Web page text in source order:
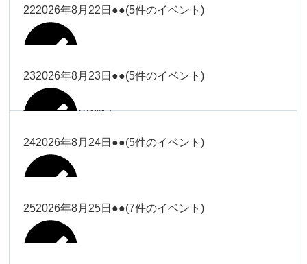
2026年8月9日
19時）
Close Close
2026年8月9日
院長
院長
2026年8月11日
Close Close
院長
2026年8月11日
関谷（17-
19時）
関谷（17-19時）
院長
Close Close
2026年8月14日
関谷（17-
Close
関谷（17-19時）
2026年8月14日
Close
武井
2026年8月15日
関谷（17-
Close
関谷（17-19時）
武井(9時ー
Close
武井(9時ー18時)
2026年8月16日
無題のイベ
2026年8月17日
小林
小林
大西（9時
ー18時）
Close Close
大西（9時ー18時）
2026年8月18日
小林
塩川
Close Close
塩川
2026年8月19日
冨田
Close Close
塩川
2026年8月20日
塩川
塩川
松本（9時
ー18時）
Close Close
222026年8月22日 ●●(5件のイベント)
冨田（9時
Close Close
冨田（9時ー18時）
2026年8月22日
232026年8月23日 ●●(5件のイベント)
小林
小林
242026年8月24日 ●●(5件のイベント)
大西
252026年8月25日 ●●(7件のイベント)